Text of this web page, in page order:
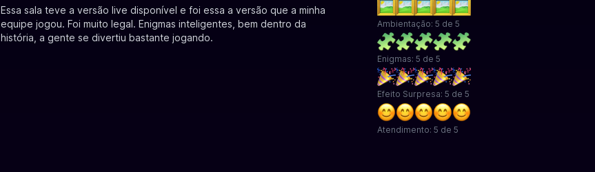
Essa sala teve a versão live disponível e foi essa a versão que a minha
equipe jogou. Foi muito legal. Enigmas inteligentes, bem dentro da
história, a gente se divertiu bastante jogando.
Ambientação: 5 de 5
Enigmas: 5 de 5
Efeito Surpresa: 5 de 5
Atendimento: 5 de 5